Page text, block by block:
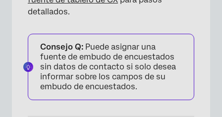
detallados.
Consejo Q: Puede asignar una
fuente de embudo de encuestados
sin datos de contacto si solo desea
informar sobre los campos de su
embudo de encuestados.